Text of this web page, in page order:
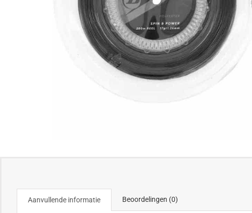
Aanvullende informatie Beoordelingen (0)